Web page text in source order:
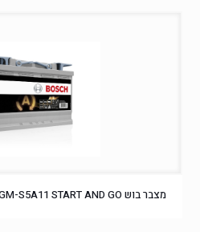
מצבר בוש AGM-S5A11 START AND GO